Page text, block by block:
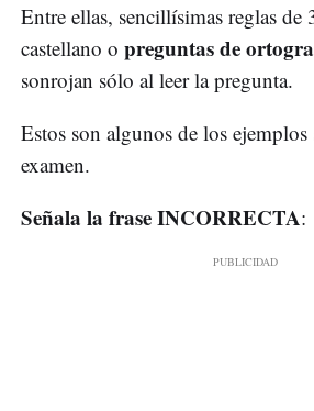
Entre ellas, sencillísimas reglas de
castellano o preguntas de
sonrojan sólo al leer la pregunta.
Estos son algunos de los ejemplos
examen.
Señala la frase INCORRECTA: